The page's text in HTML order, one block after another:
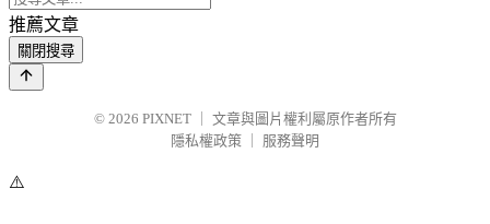
推薦文章
關閉搜尋
© 2026 PIXNET
文章與圖片權利屬原作者所有
隱私權政策
服務聲明
⚠️